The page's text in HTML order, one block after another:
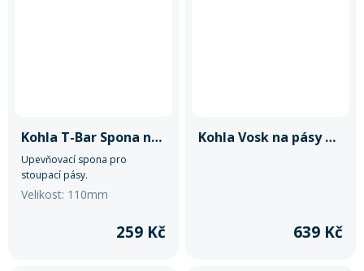
Kohla T-Bar Spona na stoupací pásy 110mm
Upevňovací spona pro
stoupací pásy.
Velikost: 110mm
259 Kč
Kohla Vosk na pásy Green Line
639 Kč